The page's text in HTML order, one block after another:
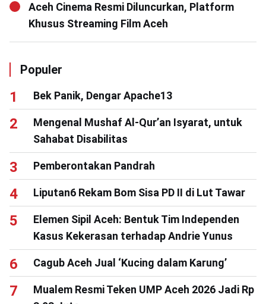
Aceh Cinema Resmi Diluncurkan, Platform
Khusus Streaming Film Aceh
Populer
Bek Panik, Dengar Apache13
Mengenal Mushaf Al-Qur’an Isyarat, untuk
Sahabat Disabilitas
Pemberontakan Pandrah
Liputan6 Rekam Bom Sisa PD II di Lut Tawar
Elemen Sipil Aceh: Bentuk Tim Independen
Kasus Kekerasan terhadap Andrie Yunus
Cagub Aceh Jual ‘Kucing dalam Karung’
Mualem Resmi Teken UMP Aceh 2026 Jadi Rp